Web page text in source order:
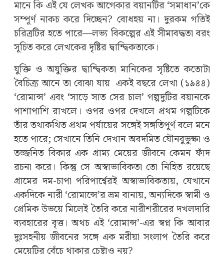
মানে কি এই যে লেখক আগেকার বয়ানটির ‘সমাধান’কে
সম্পূর্ণ নাকচ করে দিচ্ছেন? বোধহয় না। দুরকম গতিই
চরিত্রটির হতে পারে—লভ্য বিকল্পের এই সীমাবদ্ধতা বরং
সূচিত করে লেখকের দৃষ্টির দ্বান্দ্বিকতাকে।
যুক্তি ও অযুক্তির দ্বান্দ্বিকতা মানিকের সৃষ্টিতে কতোটা
বৈচিত্র্য আনে তা বোঝা যায় একই বছরে লেখা (১৯৪৪)
‘রোমান্স’ এবং ‘সাড়ে সাত সের চাল’ গল্পদুটির বয়ানকে
পাশাপাশি রাখলে। ওপর ওপর দেখলে প্রথম গল্পটিকে
তাঁর তথাকথিত প্রথম পর্যায়ের সঙ্গেই সঙ্গতিপূর্ণ বলে মনে
হতে পারে; সেখানে তিনি দেখান অবদমিত যৌনবুভুক্ষা ও
তজ্জনিত বিকার এক গ্রাম্য মেয়ের জীবনে কেমন ফাঁদ
রচনা করে। কিন্তু সে অস্বাভাবিকতা তো নিহিত রয়েছে
গ্রামের দম-চাপা পরিপার্শ্বেরই অস্বাভাবিকতায়, যেখানে
একদিকে নারী ‘রোমান্সে’র ভ্রম বানায়, অন্যদিকে স্বামী ও
প্রেমিক উভয়ে মিলেই তৈরি করে নারীশরীরের দখলদারি
ব্যবহারের বৃত্ত। অথচ এই ‘রোমান্স’-এর স্বপ্ন কি আবার
দুঃসহনীয় জীবনের সঙ্গে এক মরীয়া সংলাপ তৈরি করে
মেয়েটির বেঁচে থাকার চেষ্টাও নয়?